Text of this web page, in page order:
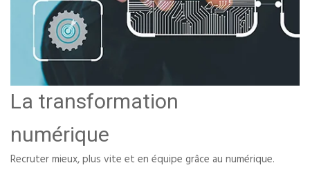
La transformation
numérique
Recruter mieux, plus vite et en équipe grâce au numérique.